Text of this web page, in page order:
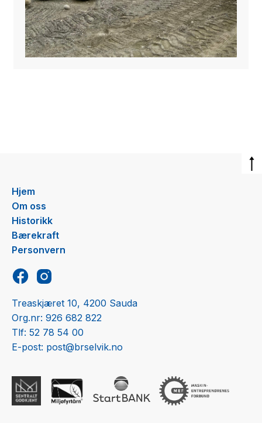
Hjem
Om oss
Historikk
Bærekraft
Personvern
Treaskjæret 10, 4200 Sauda
Org.nr: 926 682 822
Tlf: 52 78 54 00
E-post: post@brselvik.no